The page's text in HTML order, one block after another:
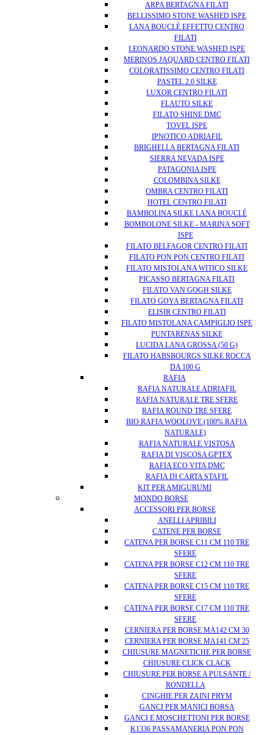
ARPA BERTAGNA FILATI
BELLISSIMO STONE WASHED ISPE
LANA BOUCLÈ EFFETTO CENTRO
FILATI
LEONARDO STONE WASHED ISPE
MERINOS JAQUARD CENTRO FILATI
COLORATISSIMO CENTRO FILATI
PASTEL 2.0 SILKE
LUXOR CENTRO FILATI
FLAUTO SILKE
FILATO SHINE DMC
TOVEL ISPE
IPNOTICO ADRIAFIL
BRIGHELLA BERTAGNA FILATI
SIERRA NEVADA ISPE
PATAGONIA ISPE
COLOMBINA SILKE
OMBRA CENTRO FILATI
HOTEL CENTRO FILATI
BAMBOLINA SILKE LANA BOUCLÉ
BOMBOLONE SILKE - MARINA SOFT
ISPE
FILATO BELFAGOR CENTRO FILATI
FILATO PON PON CENTRO FILATI
FILATO MISTOLANA WITICO SILKE
PICASSO BERTAGNA FILATI
FILATO VAN GOGH SILKE
FILATO GOYA BERTAGNA FILATI
ELISIR CENTRO FILATI
FILATO MISTOLANA CAMPIGLIO ISPE
PUNTARENAS SILKE
LUCIDA LANA GROSSA (50 G)
FILATO HABSBOURGS SILKE ROCCA
DA 100 G
RAFIA
RAFIA NATURALE ADRIAFIL
RAFIA NATURALE TRE SFERE
RAFIA ROUND TRE SFERE
BIO RAFIA WOOLOVE (100% RAFIA
NATURALE)
RAFIA NATURALE VISTOSA
RAFIA DI VISCOSA GPTEX
RAFIA ECO VITA DMC
RAFIA DI CARTA STAFIL
KIT PER AMIGURUMI
MONDO BORSE
ACCESSORI PER BORSE
ANELLI APRIBILI
CATENE PER BORSE
CATENA PER BORSE C11 CM 110 TRE
SFERE
CATENA PER BORSE C12 CM 110 TRE
SFERE
CATENA PER BORSE C15 CM 110 TRE
SFERE
CATENA PER BORSE C17 CM 110 TRE
SFERE
CERNIERA PER BORSE MA142 CM 30
CERNIERA PER BORSE MA141 CM 25
CHIUSURE MAGNETICHE PER BORSE
CHIUSURE CLICK CLACK
CHIUSURE PER BORSE A PULSANTE /
RONDELLA
CINGHIE PER ZAINI PRYM
GANCI PER MANICI BORSA
GANCI E MOSCHETTONI PER BORSE
K1336 PASSAMANERIA PON PON